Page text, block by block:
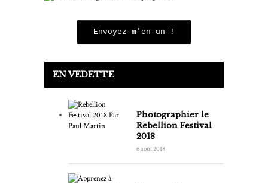
Envoyez-m'en un !
EN VEDETTE
Photographier le
Rebellion Festival
2018
6 août 2018